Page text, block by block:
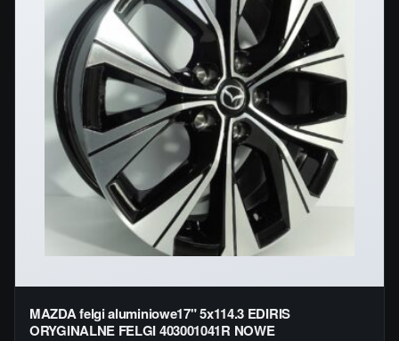
MAZDA felgi aluminiowe17" 5x114.3 EDIRIS
ORYGINALNE FELGI 403001041R NOWE